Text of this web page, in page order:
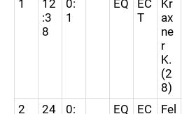
1
12
:3
8
0:
1
EQ
EC
T
Kr
ax
ne
r
K.
(2
8)
2
24
0:
EQ
EC
Fel